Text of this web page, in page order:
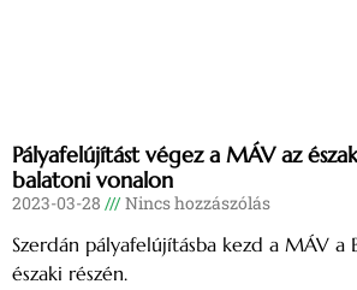
Pályafelújítást végez a MÁV az
balatoni vonalon
2023-03-28 Nincs hozzászólás
Szerdán pályafelújításba kezd a MÁV a
északi részén.